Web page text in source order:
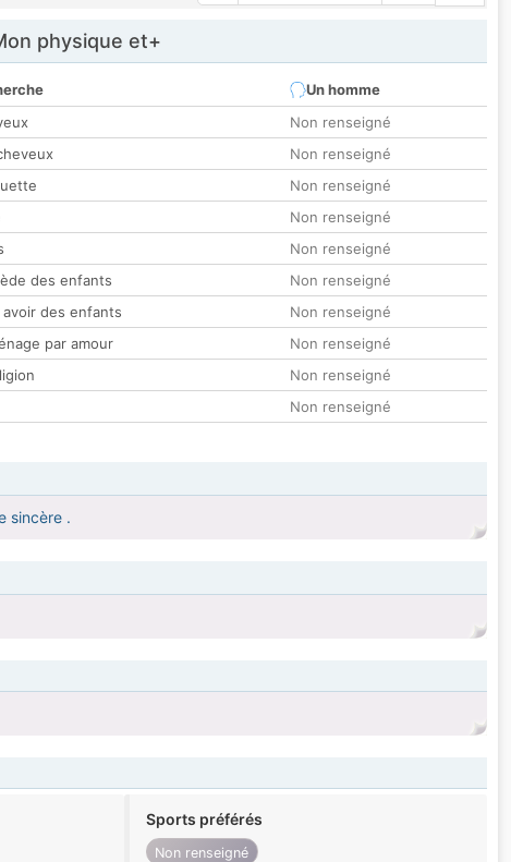
physique et+
Un homme
Non renseigné
Non renseigné
Non renseigné
Non renseigné
Non renseigné
des enfants
Non renseigné
avoir des enfants
Non renseigné
par amour
Non renseigné
Non renseigné
Non renseigné
sincère .
Sports préférés
Non renseigné